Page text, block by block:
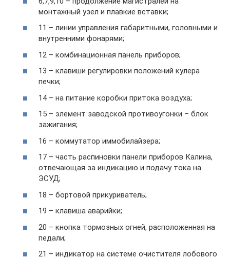
монтажный узел и плавкие вставки;
11 – линии управления габаритными, головными и
внутренними фонарями;
12 – комбинационная панель приборов;
13 – клавиши регулировки положений кулера
печки;
14 – на питание коробки притока воздуха;
15 – элемент заводской противоугонки – блок
зажигания;
16 – коммутатор иммобилайзера;
17 – часть распиновки панели приборов Калина,
отвечающая за индикацию и подачу тока на
ЭСУД;
18 – бортовой прикуриватель;
19 – клавиша аварийки;
20 – кнопка тормозных огней, расположенная на
педали;
21 – индикатор на системе очистителя лобового